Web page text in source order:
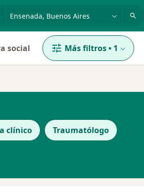
social Más filtros• 1
clínico Traumatólogo